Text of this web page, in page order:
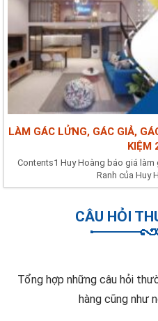
LÀM GÁC LỬNG, GÁC GIẢ,
KIỆM
Contents1 Huy Hoàng báo giá
Ranh của Huy
CÂU HỎI
Tổng hợp những câu hỏi
hàng cũng như